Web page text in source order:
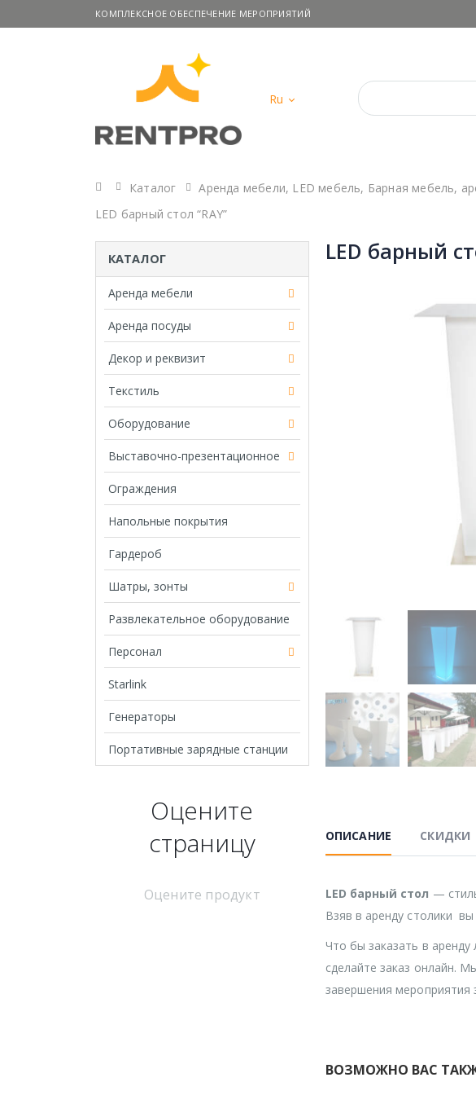
КОМПЛЕКСНОЕ ОБЕСПЕЧЕНИЕ МЕРОПРИЯТИЙ
Ru
Главная
Каталог Аренда мебели, LED мебель, Барная мебель,
LED барный стол “RAY”
LED барный
ОПИСАНИЕ СКИДКИ
LED барный стол —
Взяв в аренду столики
Что бы заказать в
сделайте заказ онлайн.
завершения мероприятия
ВОЗМОЖНО ВАС
КАТАЛОГ
Аренда мебели
Аренда посуды
Декор и реквизит
Текстиль
Оборудование
Выставочно-презентационное
Ограждения
Напольные покрытия
Гардероб
Шатры, зонты
Развлекательное оборудование
Персонал
Starlink
Генераторы
Портативные зарядные станции
Оцените
страницу
Оцените продукт